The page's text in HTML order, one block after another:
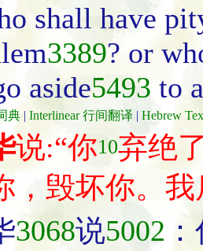
shall have
3389? or
aside5493 to
典 | Interlinear 行间翻译 | Hebrew
说:“你10弃绝
，毁坏你。我
3068说5002